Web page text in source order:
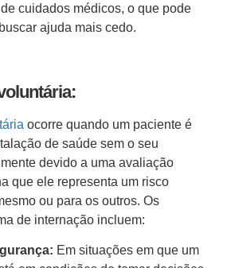
cuidados médicos, o que pode
ajuda mais cedo.
ocorre quando um paciente é
de saúde sem o seu
devido a uma avaliação
que ele representa um risco
ou para os outros. Os
de internação incluem:
Em situações em que um